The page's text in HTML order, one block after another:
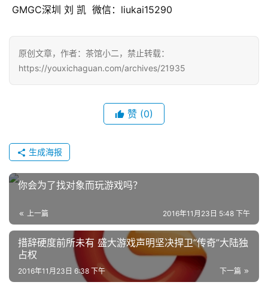
休
游
戏
2
第
十
届
茶
奖
7
GMGC深圳 刘 凯  微信：liukai15290
原创文章，作者：茶馆小二，禁止转载：
https://youxichaguan.com/archives/21935
赞 (0)
生成海报
你会为了找对象而玩游戏吗？
上一篇 2016年11月23日 5:48 下午
措辞硬度前所未有 盛大游戏声明坚决捍卫“传奇”大陆独
占权
下一篇
2016年11月23日 6:38 下午